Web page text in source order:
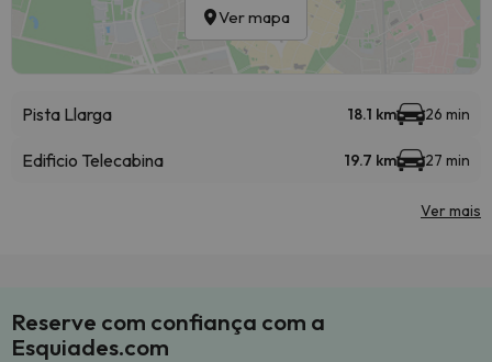
Ver mapa
Pista Llarga 18.1 km 26 min
Edificio Telecabina 19.7 km 27 min
Ver mais
Reserve com confiança com a
Esquiades.com